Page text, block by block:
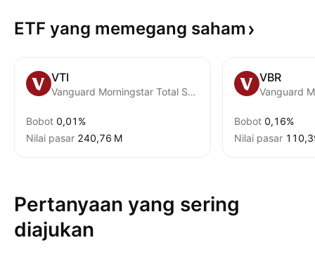
ETF yang memegang saham
VTI
Vanguard Morningstar Total Stock Market ETF
Bobot 0,01%
Nilai pasar ‪240,76 M‬
VBR
Bobot 0,16%
Nilai pasar
Pertanyaan yang sering
diajukan